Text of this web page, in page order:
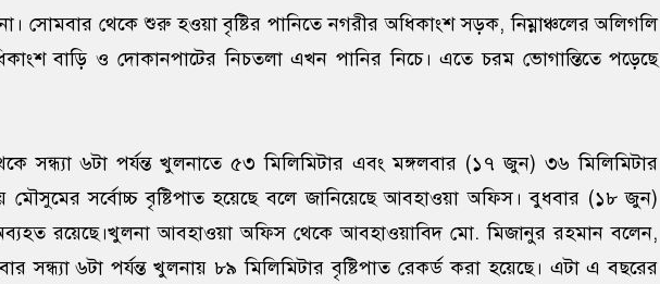
সোমবার থেকে শুরু হওয়া বৃষ্টির পানিতে নগরীর অধিকাংশ সড়ক, নিম্নাঞ্চলের অলিগলি
বাড়ি ও দোকানপাটের নিচতলা এখন পানির নিচে। এতে চরম ভোগান্তিতে পড়েছে
সন্ধ্যা ৬টা পর্যন্ত খুলনাতে ৫৩ মিলিমিটার এবং মঙ্গলবার (১৭ জুন) ৩৬ মিলিমিটার
মৌসুমের সর্বোচ্চ বৃষ্টিপাত হয়েছে বলে জানিয়েছে আবহাওয়া অফিস। বুধবার (১৮ জুন)
রয়েছে।খুলনা আবহাওয়া অফিস থেকে আবহাওয়াবিদ মো. মিজানুর রহমান বলেন,
সন্ধ্যা ৬টা পর্যন্ত খুলনায় ৮৯ মিলিমিটার বৃষ্টিপাত রেকর্ড করা হয়েছে। এটা এ বছরের